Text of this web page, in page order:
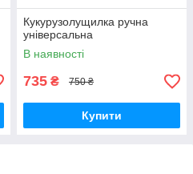
Кукурузолущилка ручна
універсальна
В наявності
735 ₴ 750 ₴
Купити